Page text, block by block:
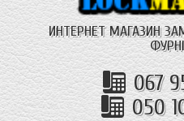
ИНТЕРНЕТ МАГАЗИН
067
050